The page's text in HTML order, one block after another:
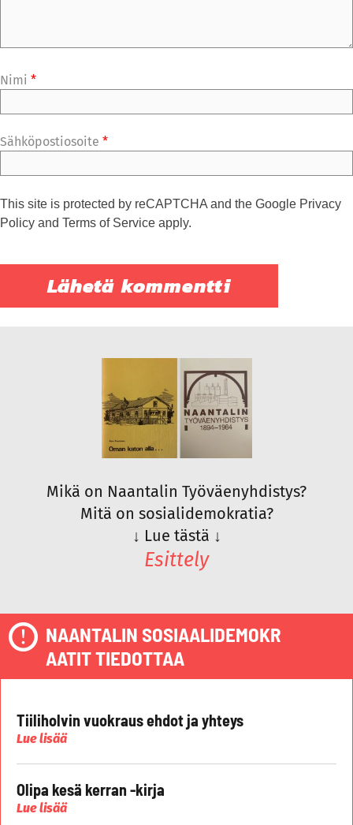
Nimi *
Sähköpostiosoite *
This site is protected by reCAPTCHA and the Google Privacy
Policy and Terms of Service apply.
Mikä on Naantalin Työväenyhdistys?
Mitä on sosialidemokratia?
↓ Lue tästä ↓
Esittely
NAANTALIN SOSIAALIDEMOKR
AATIT TIEDOTTAA
Tiiliholvin vuokraus ehdot ja yhteys
Lue lisää
Olipa kesä kerran -kirja
Lue lisää